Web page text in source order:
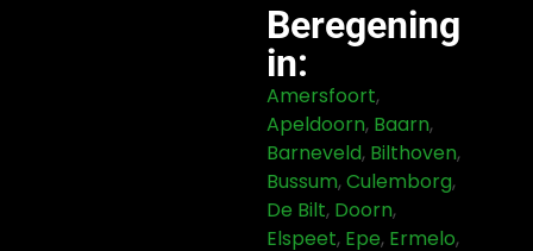
Beregening
in:
Amersfoort,
Apeldoorn, Baarn,
Barneveld, Bilthoven,
Bussum,Culemborg,
De Bilt, Doorn,
Elspeet, Epe, Ermelo,